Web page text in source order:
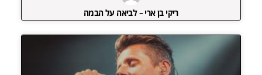
ריקי בן ארי – לביאה על הבמה